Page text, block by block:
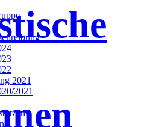
2021
2021